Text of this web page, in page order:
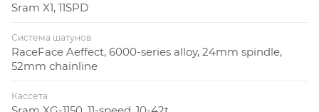
Sram X1, 11SPD
Система шатунов
RaceFace Aeffect, 6000-series alloy, 24mm spindle,
52mm chainline
Кассета